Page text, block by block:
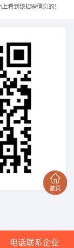
看到该招聘信息的！
电话联系企业